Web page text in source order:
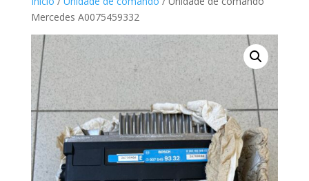
Mercedes A0075459332